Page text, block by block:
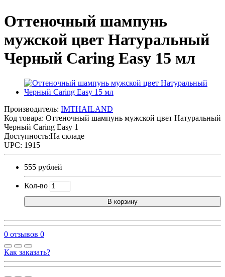
Оттеночный шампунь
мужской цвет Натуральный
Черный Caring Easy 15 мл
Производитель: IMTHAILAND
Код товара: Оттеночный шампунь мужской цвет Натуральный
Черный Caring Easy 1
Доступность:На складе
UPC: 1915
555 рублей
Кол-во
В корзину
0 отзывов 0
Как заказать?